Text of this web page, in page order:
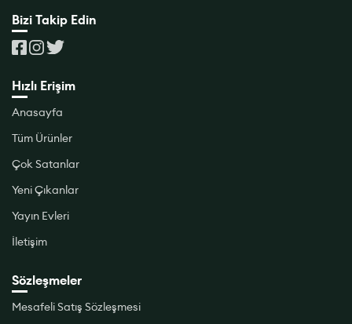
Bizi Takip Edin
Hızlı Erişim
Anasayfa
Tüm Ürünler
Çok Satanlar
Yeni Çıkanlar
Yayın Evleri
İletişim
Sözleşmeler
Mesafeli Satış Sözleşmesi